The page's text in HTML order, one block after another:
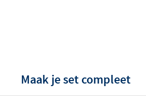
Maak je set compleet